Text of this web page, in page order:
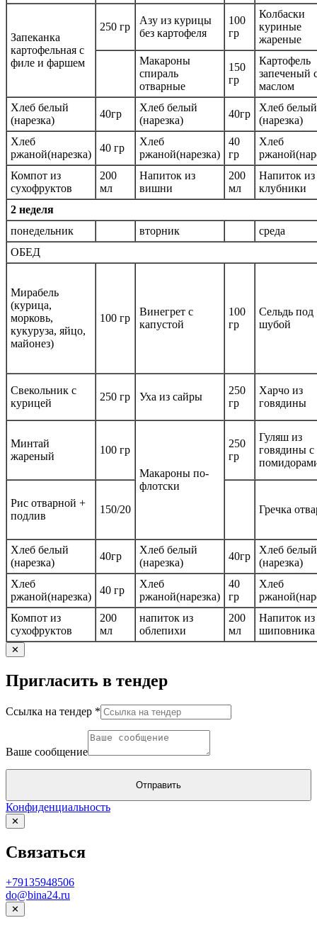
Запеканка
картофельная с
филе и фаршем
250 гр
Азу из курицы
без картофеля
100
гр
Колбаски
куриные
жареные
Макароны
спираль
отварные
150
гр
Картофель
запеченый
маслом
Хлеб белый
(нарезка)
40гр
Хлеб белый
(нарезка)
40гр
Хлеб белый
(нарезка)
Хлеб
ржаной(нарезка)
40 гр
Хлеб
ржаной(нарезка)
40
гр
Хлеб
Компот из
сухофруктов
200
мл
Напиток из
вишни
200
мл
Напиток из
клубники
2 неделя
понедельник
вторник
среда
ОБЕД
Мирабель
(курица,
морковь,
кукуруза, яйцо,
майонез)
100 гр
Винегрет с
капустой
100
гр
Сельдь под
шубой
Свекольник с
курицей
250 гр Уха из сайры
250
гр
Харчо из
говядины
Минтай
жареный
100 гр
Макароны по-
флотски
250
гр
Гуляш из
говядины с
Рис отварной +
подлив
150/20 Гречка
Хлеб белый
(нарезка)
40гр
Хлеб белый
(нарезка)
40гр
Хлеб белый
(нарезка)
Хлеб
ржаной(нарезка)
40 гр
Хлеб
ржаной(нарезка)
40
гр
Хлеб
Компот из
сухофруктов
200
мл
напиток из
облепихи
200
мл
Напиток из
шиповника
✕
Пригласить в тендер
Ссылка на тендер *
сообщение
Ваше сообщение
Отправить
Конфиденциальность
✕
Связаться
+79135948506
do@bina24.ru
✕